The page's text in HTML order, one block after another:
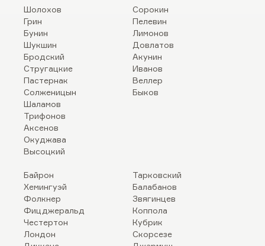
Шолохов
Грин
Бунин
Шукшин
Бродский
Стругацкие
Пастернак
Солженицын
Шаламов
Трифонов
Аксенов
Окуджава
Высоцкий
Сорокин
Пелевин
Лимонов
Довлатов
Акунин
Иванов
Веллер
Быков
Байрон
Хемингуэй
Фолкнер
Фицджеральд
Честертон
Лондон
Тарковский
Балабанов
Звягинцев
Коппола
Кубрик
Скорсезе